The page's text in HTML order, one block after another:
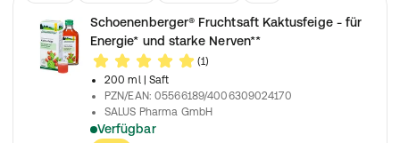
Schoenenberger® Fruchtsaft Kaktusfeige - für
Energie* und starke Nerven**
(1)
200 ml
| Saft
PZN/EAN:05566189/4006309024170
SALUS Pharma GmbH
Verfügbar